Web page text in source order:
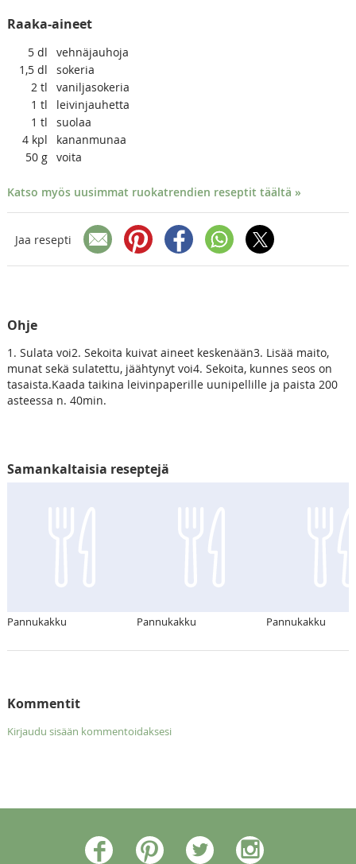
Raaka-aineet
5 dl
vehnäjauhoja
1,5 dl
sokeria
2 tl
vaniljasokeria
1 tl
leivinjauhetta
1 tl
suolaa
4 kpl
kananmunaa
50 g voita
Katso myös uusimmat ruokatrendien reseptit täältä »
Jaa resepti
Ohje
1. Sulata voi2. Sekoita kuivat aineet keskenään3. Lisää maito,
munat sekä sulatettu, jäähtynyt voi4. Sekoita, kunnes seos on
tasaista.Kaada taikina leivinpaperille uunipellille ja paista 200
asteessa n. 40min.
Samankaltaisia reseptejä
Pannukakku Pannukakku Pannukakku
Kommentit
Kirjaudu sisään kommentoidaksesi